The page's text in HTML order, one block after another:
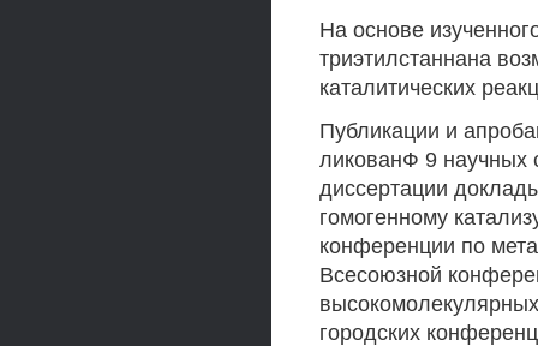
На основе
триэтилстаннана
каталитических
Публикации и
ликованФ 9 научных
диссертации
гомогенному
конференции по
Всесоюзной
городских